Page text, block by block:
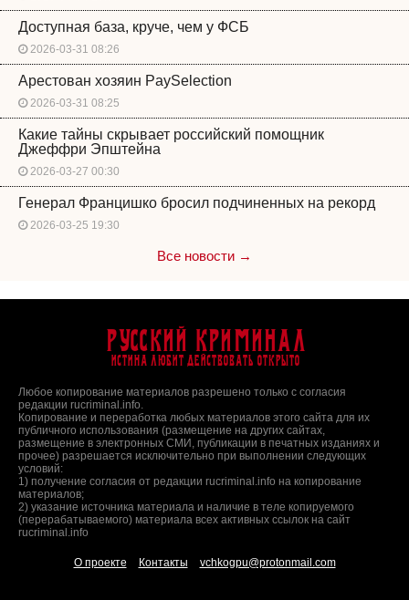
Доступная база, круче, чем у ФСБ
2026-03-31 08:26
Арестован хозяин PaySelection
2026-03-31 08:25
Какие тайны скрывает российский помощник
Джеффри Эпштейна
2026-03-27 00:30
Генерал Францишко бросил подчиненных на рекорд
2026-03-25 19:30
Все новости →
Русский Криминал
Истина любит действовать открыто
Любое копирование материалов разрешено только с согласия
редакции rucriminal.info.
Копирование и переработка любых материалов этого сайта для их
публичного использования (размещение на других сайтах,
размещение в электронных СМИ, публикации в печатных изданиях и
прочее) разрешается исключительно при выполнении следующих
условий:
1) получение согласия от редакции rucriminal.info на копирование
материалов;
2) указание источника материала и наличие в теле копируемого
(перерабатываемого) материала всех активных ссылок на сайт
rucriminal.info
О проекте Контакты vchkogpu@protonmail.com